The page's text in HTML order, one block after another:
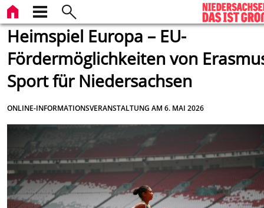
Heimspiel Europa – EU-
Fördermöglichkeiten von
Sport für Niedersachsen
ONLINE-INFORMATIONSVERANSTALTUNG AM 6. MAI 2026